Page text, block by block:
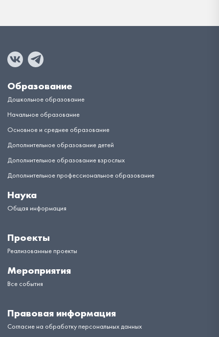
Образование
Дошкольное образование
Начальное образование
Основное и среднее образование
Дополнительное образование детей
Дополнительное образование взрослых
Дополнительное профессиональное образование
Наука
Общая информация
Проекты
Реализованные проекты
Мероприятия
Все события
Правовая информация
Согласие на обработку персональных данных